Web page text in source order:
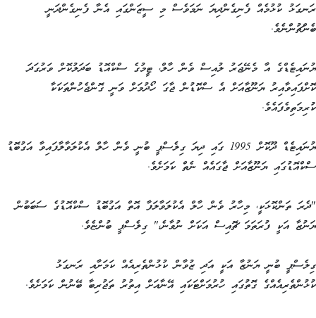
ރަނގަޅު ކުޅުމެއް ފެނިގެންދިޔަ ނަމަވެސް މި ސީޒަންގައި އެނާ ފެނިގެންދަނީ
ބެންޗުންނެވެ.
ޔުނައިޓެޑްގެ އާ މެނޭޖަރު ލުއިސް ވެން ހާލް، ޓީމުގެ ސްކްއޮޑު ބަދަލުކޮށް ވަރުގަދަ
ކޮށްފައިވާއިރު ޔަނޫޒާއަށް އެ ސްކޮޑުން ޖާގަ ހޯދުމަށް ވަނީ ގޮންޖެހުންތަކަކާ
ކުރިމަތިވެފައެވެ.
ޔުނައިޓެޑް ދޫކޮށް 1995 ގައި ދިޔަ ގިލެސްޕީ ބުނީ ވެން ހާލް އެކުލަވާލާފައިވާ އަގުބޮޑު
ސްކްއޮޑުގައި ޔަނޫޒާއަށް ޖާގައެއް ނެތް ކަމަށެވެ.
"ދެރަ ތަންކޮޅަކީ، މިހާރު ވެން ހާލް އެކުލަވާލަފާ އޮތް އަގުބޮޑު ސްކްއޮޑުގެ ސަބަބުން
ޔަނުޒާ އަކީ ފުރަތަމަ ޗޮއިސް އަކަށް ނުވާނެ،" ގިލެސްޕީ ބުންޏެވެ.
ގިލެސްޕީ ބުނީ ޔަނުޒާ އަކީ އަދި ޒުވާން ކުޅުންތެރިއެއް ކަމަށާއި ރަނގަޅު
ކުޅުންތެރިއެއްގެ ގޮތުގައި ހުރުމަށްޓަކައި އޭނާއަށް އިތުރު ތަޖުރިބާ ބޭނުން ކަމަށެވެ.